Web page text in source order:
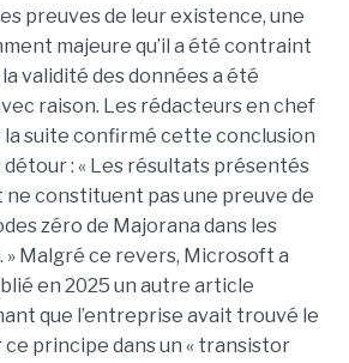
preuves de leur existence, une
majeure qu’il a été contraint
validité des données a été
raison. Les rédacteurs en chef
suite confirmé cette conclusion
détour : « Les résultats présentés
ne constituent pas une preuve de
zéro de Majorana dans les
» Malgré ce revers, Microsoft a
en 2025 un autre article
que l’entreprise avait trouvé le
ce principe dans un « transistor